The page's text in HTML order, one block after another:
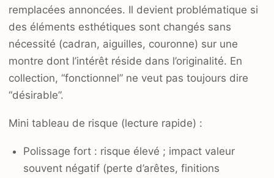
remplacées annoncées. Il devient problématique si
des éléments esthétiques sont changés sans
nécessité (cadran, aiguilles, couronne) sur une
montre dont l’intérêt réside dans l’originalité. En
collection, “fonctionnel” ne veut pas toujours dire
“désirable”.
Mini tableau de risque (lecture rapide) :
Polissage fort : risque élevé ; impact valeur
souvent négatif (perte d’arêtes, finitions